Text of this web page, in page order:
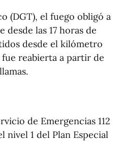
(DGT), el fuego obligó a
desde las 17 horas de
desde el kilómetro
fue reabierta a partir de
de Emergencias 112
nivel 1 del Plan Especial